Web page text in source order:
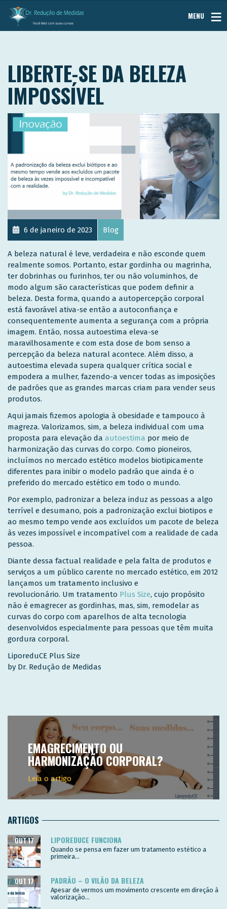
MENU
LIBERTE-SE DA BELEZA
IMPOSSÍVEL
6 de janeiro de 2023 Blog
A beleza natural é leve, verdadeira e não esconde quem
realmente somos. Portanto, estar gordinha ou magrinha,
ter dobrinhas ou furinhos, ter ou não voluminhos, de
modo algum são características que podem definir a
beleza. Desta forma, quando a autopercepção corporal
está favorável ativa-se então a autoconfiança e
consequentemente aumenta a segurança com a própria
imagem. Então, nossa autoestima eleva-se
maravilhosamente e com esta dose de bom senso a
percepção da beleza natural acontece. Além disso, a
autoestima elevada supera qualquer crítica social e
empodera a mulher, fazendo-a vencer todas as imposições
de padrões que as grandes marcas criam para vender seus
produtos.
Aqui jamais fizemos apologia à obesidade e tampouco à
magreza. Valorizamos, sim, a beleza individual com uma
proposta para elevação da autoestima por meio de
harmonização das curvas do corpo. Como pioneiros,
incluímos no mercado estético modelos biotipicamente
diferentes para inibir o modelo padrão que ainda é o
preferido do mercado estético em todo o mundo.
Por exemplo, padronizar a beleza induz as pessoas a algo
terrível e desumano, pois a padronização exclui biotipos e
ao mesmo tempo vende aos excluídos um pacote de beleza
às vezes impossível e incompatível com a realidade de cada
pessoa.
Diante dessa factual realidade e pela falta de produtos e
serviços a um público carente no mercado estético, em 2012
lançamos um tratamento inclusivo e
revolucionário. Um tratamento Plus Size, cujo propósito
não é emagrecer as gordinhas, mas, sim, remodelar as
curvas do corpo com aparelhos de alta tecnologia
desenvolvidos especialmente para pessoas que têm muita
gordura corporal.
LiporeduCE Plus Size
by Dr. Redução de Medidas
EMAGRECIMENTO OU
HARMONIZAÇÃO CORPORAL?
Leia o artigo
ARTIGOS
LIPOREDUCE FUNCIONA
OUT 17
Quando se pensa em fazer um tratamento estético a
primeira...
PADRÃO – O VILÃO DA BELEZA
OUT 17
Apesar de vermos um movimento crescente em direção à
valorização...